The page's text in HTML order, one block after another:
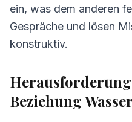
ein, was dem anderen
Gespräche und lösen
konstruktiv.
Beziehung